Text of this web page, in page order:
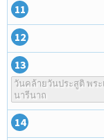
11
12
13
วันคล้ายวันประสูติ พร
นารีนาถ
14